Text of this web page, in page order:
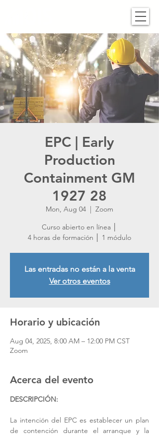
EPC | Early
Production
Containment GM
1927 28
Mon, Aug 04
  |
Zoom
Curso abierto en línea │
4 horas de formación │ 1 módulo
Las entradas no están a la venta
Ver otros eventos
Horario y ubicación
Aug 04, 2025, 8:00 AM – 12:00 PM CST
Zoom
Acerca del evento
DESCRIPCIÓN:
La intención del EPC es establecer un plan
de contención durante el arranque y la